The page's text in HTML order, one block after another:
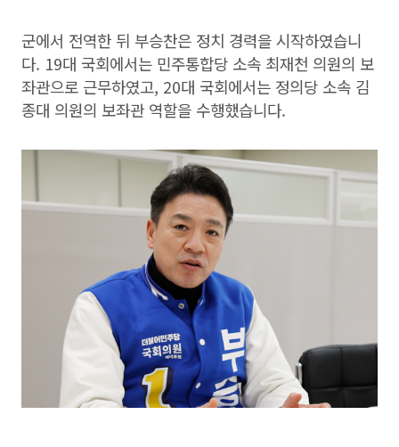
군에서 전역한 뒤 부승찬은 정치 경력을 시작하였습니
다. 19대 국회에서는 민주통합당 소속 최재천 의원의 보
좌관으로 근무하였고, 20대 국회에서는 정의당 소속 김
종대 의원의 보좌관 역할을 수행했습니다.